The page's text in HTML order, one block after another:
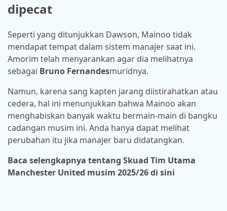
dipecat
Seperti yang ditunjukkan Dawson, Mainoo tidak
mendapat tempat dalam sistem manajer saat ini.
Amorim telah menyarankan agar dia melihatnya
sebagai Bruno Fernandesmuridnya.
Namun, karena sang kapten jarang diistirahatkan atau
cedera, hal ini menunjukkan bahwa Mainoo akan
menghabiskan banyak waktu bermain-main di bangku
cadangan musim ini. Anda hanya dapat melihat
perubahan itu jika manajer baru didatangkan.
Baca selengkapnya tentang Skuad Tim Utama
Manchester United musim 2025/26 di sini